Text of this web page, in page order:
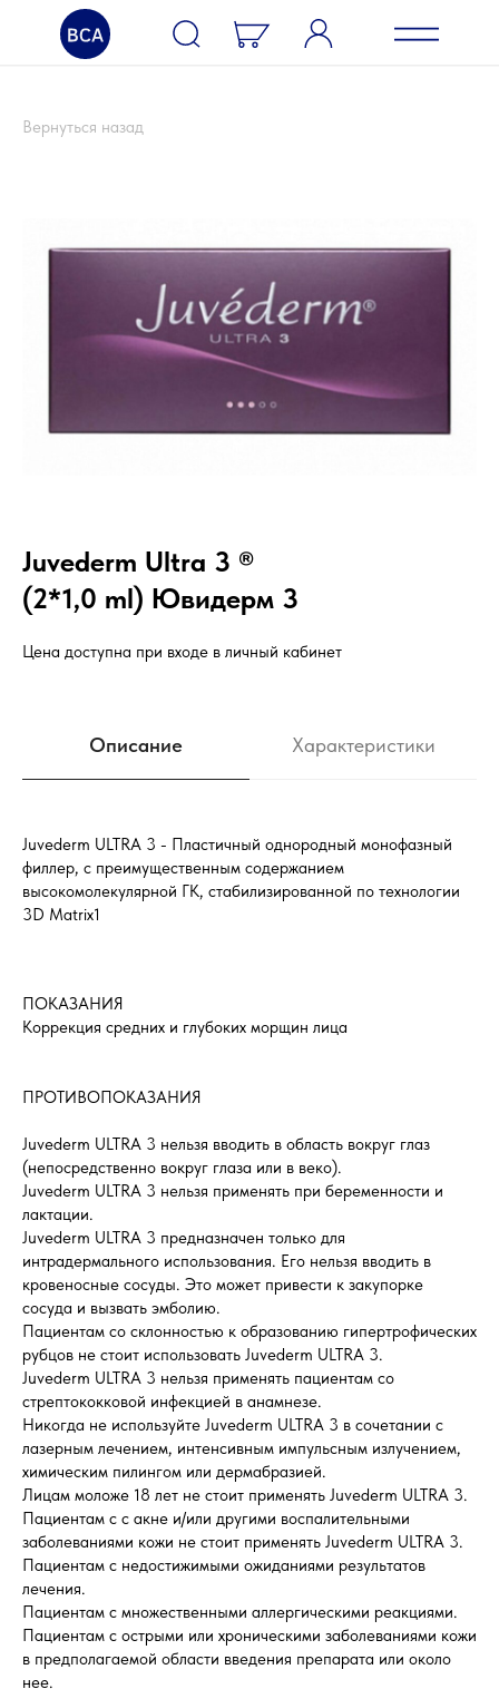
Каталог
Вернуться назад
Juvederm Ultra 3 ®
(2*1,0 ml) Ювидерм 3
Цена доступна при входе в личный кабинет
Описание Характеристики
Juvederm ULTRA 3 - Пластичный однородный монофазный
филлер, с преимущественным содержанием
высокомолекулярной ГК, стабилизированной по технологии
3D Matrix1
ПОКАЗАНИЯ
Коррекция средних и глубоких морщин лица
ПРОТИВОПОКАЗАНИЯ
Juvederm ULTRA 3 нельзя вводить в область вокруг глаз
(непосредственно вокруг глаза или в веко).
Juvederm ULTRA 3 нельзя применять при беременности и
лактации.
Juvederm ULTRA 3 предназначен только для
интрадермального использования. Его нельзя вводить в
кровеносные сосуды. Это может привести к закупорке
сосуда и вызвать эмболию.
Пациентам со склонностью к образованию гипертрофических
рубцов не стоит использовать Juvederm ULTRA 3.
Juvederm ULTRA 3 нельзя применять пациентам со
стрептококковой инфекцией в анамнезе.
Никогда не используйте Juvederm ULTRA 3 в сочетании с
лазерным лечением, интенсивным импульсным излучением,
химическим пилингом или дермабразией.
Лицам моложе 18 лет не стоит применять Juvederm ULTRA 3.
Пациентам с с акне и/или другими воспалительными
заболеваниями кожи не стоит применять Juvederm ULTRA 3.
Пациентам с недостижимыми ожиданиями результатов
лечения.
Пациентам с множественными аллергическими реакциями.
Пациентам с острыми или хроническими заболеваниями кожи
в предполагаемой области введения препарата или около
нее.